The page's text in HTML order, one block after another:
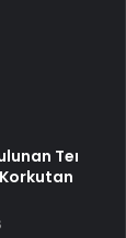
Teı